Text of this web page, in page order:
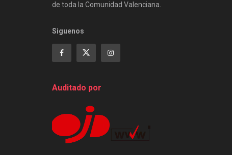
de toda la Comunidad Valenciana.
Siguenos
Auditado por